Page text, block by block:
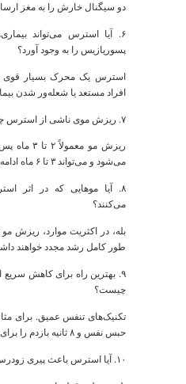
رفتار درمانی شناختی (CBT):
این
کمک می‌کند تا الگوهای فکری منفی
استرس می‌شوند، شناسایی و اصلاح
یوگا و تای‌چی:
این تمرینات با ترکیب
تنفس عمیق و مدیتیشن، به طور
4.3. روتین پوستی ضد
دوران استرس، پوست شما در حالت
، یک تغییر پارادایم از
پاکسازی ملایم:از شوینده‌های کرمی
سولفات استفاده کنید.
آبرسانی و ترمیم سد دفاعی:به
حاوی سرامیدها، هیالورونیک اسید،